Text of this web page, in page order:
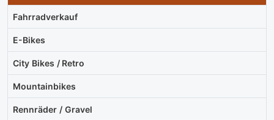
Fahrradverkauf
E-Bikes
City Bikes / Retro
Mountainbikes
Rennräder / Gravel